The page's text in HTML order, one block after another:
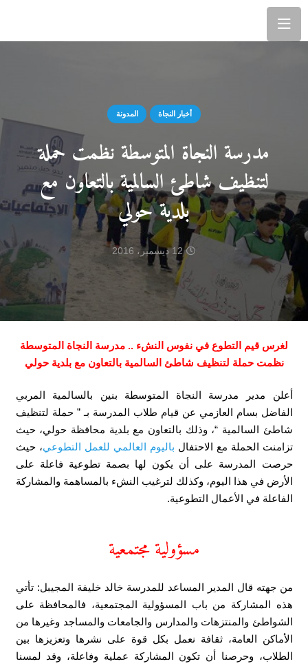
أخبار النجاة المدونة
مدرسة النجاة المتوسطة نظمت حملة
لتنظيف شاطئ السالمية بالتعاون مع
بلدية حولي
12 ديسمبر، 2016
لغرس قيم التطوع في نفوس النشء .. مدرسة النجاة المتوسطة
نظمت حملة لتنظيف شاطئ السالمية بالتعاون مع بلدية حولي
أعلن مدير مدرسة النجاة المتوسطة بنين بالسالمية المربي
الفاضل بسام العازمي عن قيام طلاب المدرسة بـ ” حملة لتنظيف
شاطئ السالمية “، وذلك بالتعاون مع بلدية محافظة حولي، حيث
تزامنت الحملة مع الاحتفال باليوم العالمي للعمل التطوعي، حيث
حرصت المدرسة على أن يكون لها بصمة تطوعية فاعلة على
الأرض في هذا اليوم، وكذلك لترغيب النشء بالمساهمة والمشاركة
الفاعلة في الأعمال التطوعية.
مسؤولية مجتمعية
من جهته قال المدير المساعد للمدرسة خالد خليفة المجيبل: تأتي
هذه المشاركة من باب المسؤولية المجتمعية، فالمحافظة على
الشواطئ والمنتزهات والمدارس والجامعات والمساجد وغيرها من
الأماكن العامة، ثقافة نعمل بكل قوة على نشرها وتعزيزها بين
الطلاب، وحرصنا أن تكون المشاركة عملية وفاعلة، وقد لمسنا